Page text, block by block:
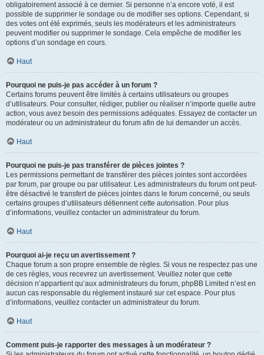
obligatoirement associé à ce dernier. Si personne n’a encore voté, il est
possible de supprimer le sondage ou de modifier ses options. Cependant, si
des votes ont été exprimés, seuls les modérateurs et les administrateurs
peuvent modifier ou supprimer le sondage. Cela empêche de modifier les
options d’un sondage en cours.
Haut
Pourquoi ne puis-je pas accéder à un forum ?
Certains forums peuvent être limités à certains utilisateurs ou groupes
d’utilisateurs. Pour consulter, rédiger, publier ou réaliser n’importe quelle autre
action, vous avez besoin des permissions adéquates. Essayez de contacter un
modérateur ou un administrateur du forum afin de lui demander un accès.
Haut
Pourquoi ne puis-je pas transférer de pièces jointes ?
Les permissions permettant de transférer des pièces jointes sont accordées
par forum, par groupe ou par utilisateur. Les administrateurs du forum ont peut-
être désactivé le transfert de pièces jointes dans le forum concerné, ou seuls
certains groupes d’utilisateurs détiennent cette autorisation. Pour plus
d’informations, veuillez contacter un administrateur du forum.
Haut
Pourquoi ai-je reçu un avertissement ?
Chaque forum a son propre ensemble de règles. Si vous ne respectez pas une
de ces règles, vous recevrez un avertissement. Veuillez noter que cette
décision n’appartient qu’aux administrateurs du forum, phpBB Limited n’est en
aucun cas responsable du règlement instauré sur cet espace. Pour plus
d’informations, veuillez contacter un administrateur du forum.
Haut
Comment puis-je rapporter des messages à un modérateur ?